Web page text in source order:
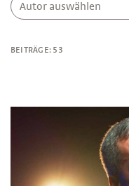
Autor auswählen
BEITRÄGE: 53